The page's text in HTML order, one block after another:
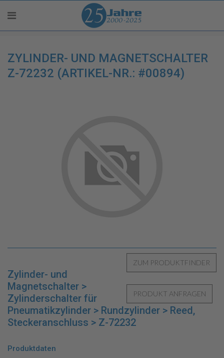
ZYLINDER- UND MAGNETSCHALTER
Z-72232 (ARTIKEL-NR.: #00894)
Zylinder- und
Magnetschalter >
Zylinderschalter für
Pneumatikzylinder > Rundzylinder > Reed,
Steckeranschluss > Z-72232
Produktdaten